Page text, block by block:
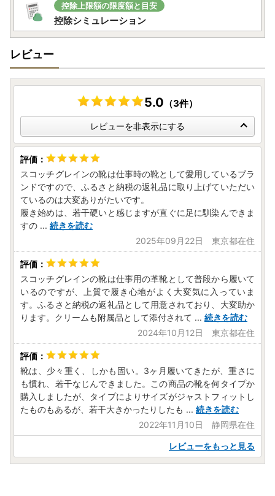
控除上限額の限度額と目安
控除シミュレーション
レビュー
5.0 （3件）
レビューを非表示にする
スコッチグレインの靴は仕事時の靴として愛用しているブラ
ンドですので、ふるさと納税の返礼品に取り上げていただい
ているのは大変ありがたいです。
履き始めは、若干硬いと感じますが直ぐに足に馴染んできま
すの ... 続きを読む
2025年09月22日 東京都在住
スコッチグレインの靴は仕事用の革靴として普段から履いて
いるのですが、上質で履き心地がよく大変気に入っていま
す。ふるさと納税の返礼品として用意されており、大変助か
ります。クリームも附属品として添付されて ... 続きを読む
2024年10月12日 東京都在住
靴は、少々重く、しかも固い。3ヶ月履いてきたが、重さに
も慣れ、若干なじんできました。この商品の靴を何タイプか
購入しましたが、タイプによりサイズがジャストフィットし
たものもあるが、若干大きかったりしたも ... 続きを読む
2022年11月10日 静岡県在住
レビューをもっと見る